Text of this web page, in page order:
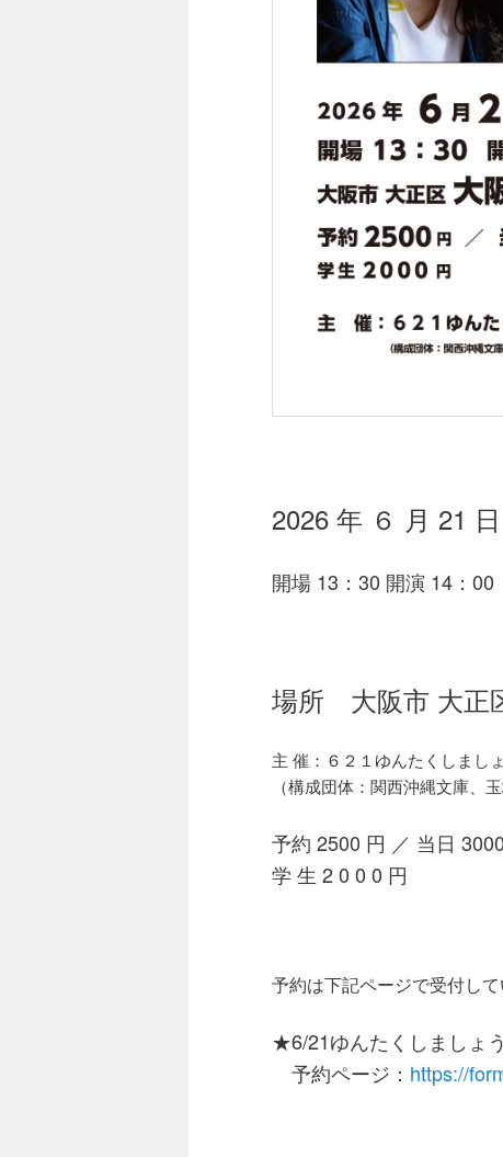
2026 年 ６ 月 21 日
開場 13：30 開演 14：00
場所 大阪市 大正
主 催：６２１ゆんたくしまし
（構成団体：関西沖縄文庫、
予約 2500 円 ／ 当日
学 生 2 0 0 0 円
予約は下記ページで受付して
★6/21ゆんたくしましょ
予約ページ： https://